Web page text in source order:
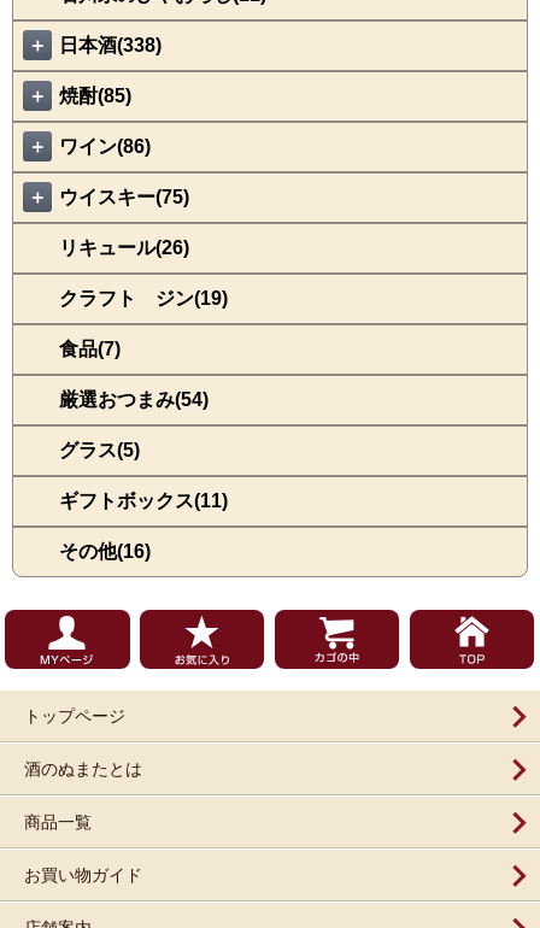
＋ 日本酒(338)
＋ 焼酎(85)
＋ ワイン(86)
＋ ウイスキー(75)
リキュール(26)
クラフト ジン(19)
食品(7)
厳選おつまみ(54)
グラス(5)
ギフトボックス(11)
その他(16)
トップページ
酒のぬまたとは
商品一覧
お買い物ガイド